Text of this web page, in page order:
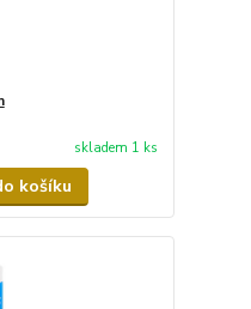
skladem 1 ks
košíku